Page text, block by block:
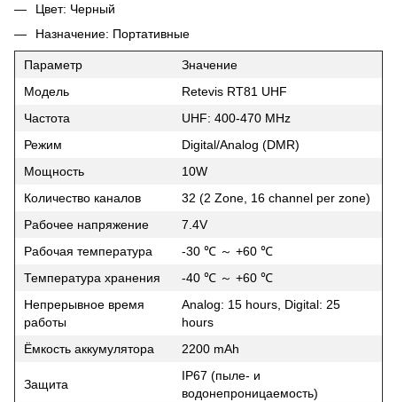
Цвет: Черный
Назначение: Портативные
Параметр
Значение
Модель
Retevis RT81 UHF
Частота
UHF: 400-470 MHz
Режим
Digital/Analog (DMR)
Мощность
10W
Количество каналов
32 (2 Zone, 16 channel per zone)
Рабочее напряжение
7.4V
Рабочая температура
-30 ℃ ～ +60 ℃
Температура хранения
-40 ℃ ～ +60 ℃
Непрерывное время
работы
Analog: 15 hours, Digital: 25
hours
Ёмкость аккумулятора
2200 mAh
Защита
IP67 (пыле- и
водонепроницаемость)